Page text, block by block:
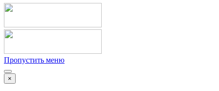
Пропустить меню
×